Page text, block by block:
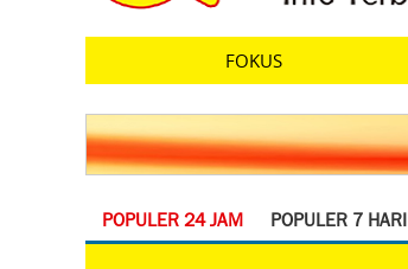
FOKUS
POPULER 24 JAM POPULER 7 HARI